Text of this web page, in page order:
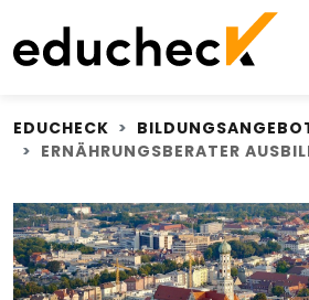
EDUCHECK
ERNÄHRUNGSBERATER